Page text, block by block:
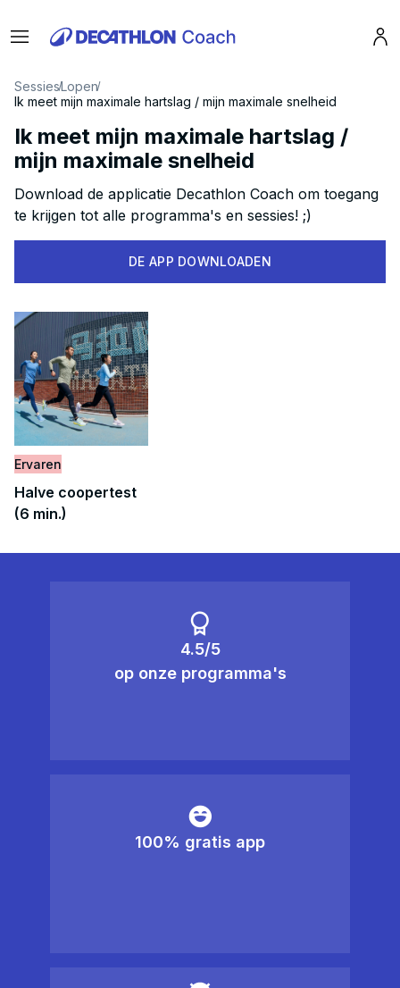
Menu
SessiesLopen
Ik meet mijn maximale hartslag / mijn maximale snelheid
Ik meet mijn maximale hartslag /
mijn maximale snelheid
Download de applicatie Decathlon Coach om toegang
te krijgen tot alle programma's en sessies! ;)
DE APP DOWNLOADEN
Ervaren
Halve coopertest
(6 min.)
4.5/5
op onze programma's
100% gratis app